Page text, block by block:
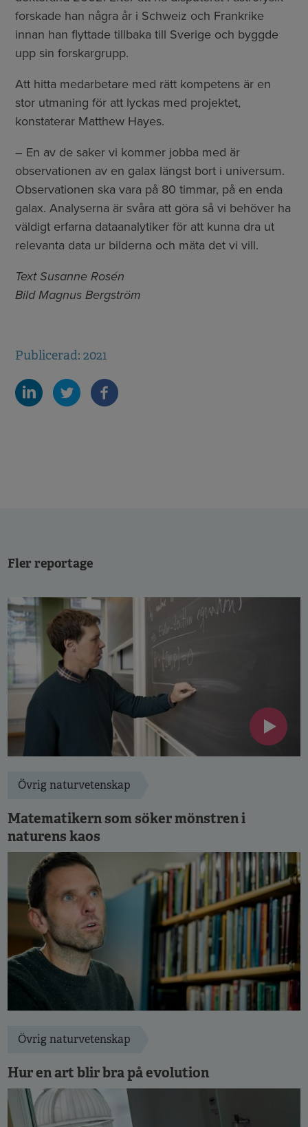
forskade han några år i Schweiz och Frankrike
innan han flyttade tillbaka till Sverige och byggde
upp sin forskargrupp.
Att hitta medarbetare med rätt kompetens är en
stor utmaning för att lyckas med projektet,
konstaterar Matthew Hayes.
– En av de saker vi kommer jobba med är
observationen av en galax längst bort i universum.
Observationen ska vara på 80 timmar, på en enda
galax. Analyserna är svåra att göra så vi behöver ha
väldigt erfarna dataanalytiker för att kunna dra ut
relevanta data ur bilderna och mäta det vi vill.
Text Susanne Rosén
Bild Magnus Bergström
Publicerad: 2021
Fler reportage
Övrig naturvetenskap
Matematikern som söker mönstren i
naturens kaos
Övrig naturvetenskap
Hur en art blir bra på evolution